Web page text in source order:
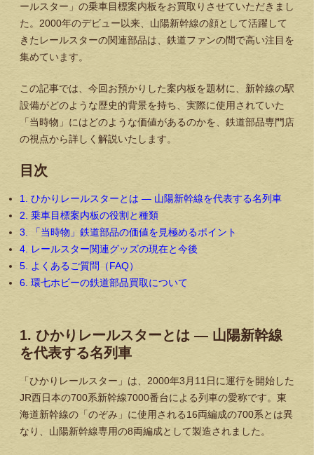
ールスター」の乗車目標案内板をお買取りさせていただきまし
た。2000年のデビュー以来、山陽新幹線の顔として活躍して
きたレールスターの関連部品は、鉄道ファンの間で高い注目を
集めています。
この記事では、今回お預かりした案内板を題材に、新幹線の駅
設備がどのような歴史的背景を持ち、実際に使用されていた
「当時物」にはどのような価値があるのかを、鉄道部品専門店
の視点から詳しく解説いたします。
目次
1. ひかりレールスターとは — 山陽新幹線を代表する名列車
2. 乗車目標案内板の役割と種類
3. 「当時物」鉄道部品の価値を見極めるポイント
4. レールスター関連グッズの現在と今後
5. よくあるご質問（FAQ）
6. 環七ホビーの鉄道部品買取について
1. ひかりレールスターとは — 山陽新幹線
を代表する名列車
「ひかりレールスター」は、2000年3月11日に運行を開始した
JR西日本の700系新幹線7000番台による列車の愛称です。東
海道新幹線の「のぞみ」に使用される16両編成の700系とは異
なり、山陽新幹線専用の8両編成として製造されました。